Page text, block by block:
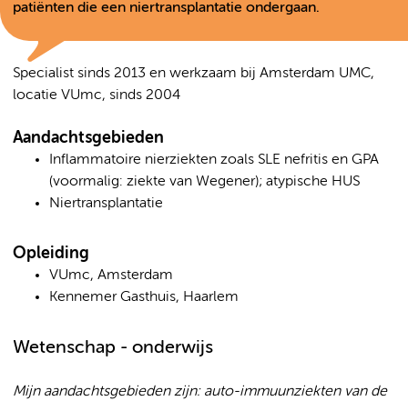
patiënten die een niertransplantatie ondergaan.
Specialist sinds 2013 en werkzaam bij Amsterdam UMC,
locatie VUmc, sinds 2004
Aandachtsgebieden
Inflammatoire nierziekten zoals SLE nefritis en GPA
(voormalig: ziekte van Wegener); atypische HUS
Niertransplantatie
Opleiding
VUmc, Amsterdam
Kennemer Gasthuis, Haarlem
Wetenschap - onderwijs
Mijn aandachtsgebieden zijn: auto-immuunziekten van de